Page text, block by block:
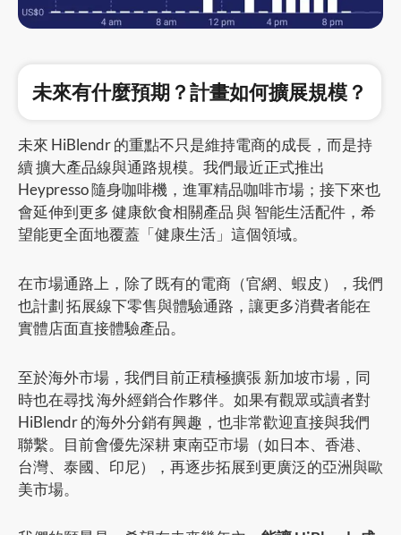
未來有什麼預期？計畫如何擴展規模？
未來 HiBlendr 的重點不只是維持電商的成長，而是持
續 擴大產品線與通路規模。我們最近正式推出
Heypresso 隨身咖啡機，進軍精品咖啡市場；接下來也
會延伸到更多 健康飲食相關產品 與 智能生活配件，希
望能更全面地覆蓋「健康生活」這個領域。
在市場通路上，除了既有的電商（官網、蝦皮），我們
也計劃 拓展線下零售與體驗通路，讓更多消費者能在
實體店面直接體驗產品。
至於海外市場，我們目前正積極擴張 新加坡市場，同
時也在尋找 海外經銷合作夥伴。如果有觀眾或讀者對
HiBlendr 的海外分銷有興趣，也非常歡迎直接與我們
聯繫。目前會優先深耕 東南亞市場（如日本、香港、
台灣、泰國、印尼），再逐步拓展到更廣泛的亞洲與歐
美市場。